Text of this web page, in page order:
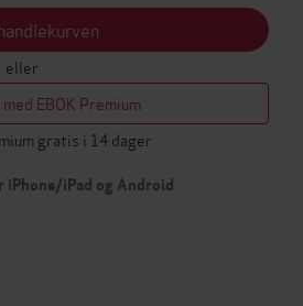
eller
EBOK Premium
gratis i 14 dager
iPhone/iPad og Android